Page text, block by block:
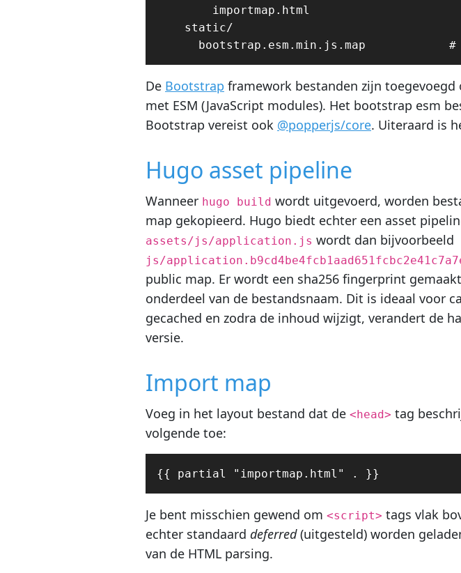
        importmap.html
    static/
De Bootstrap framework bestanden zijn
met ESM (JavaScript modules). Het bootstrap esm
Bootstrap vereist ook @popperjs/core. Uiteraard is
Hugo asset pipeline
Wanneer hugo build wordt uitgevoerd, worden
map gekopieerd. Hugo biedt echter een asset
assets/js/application.js wordt dan bijvoorbeeld
js/
public map. Er wordt een sha256 fingerprint
onderdeel van de bestandsnaam. Dit is ideaal voor
gecached en zodra de inhoud wijzigt, verandert de
versie.
Import map
Voeg in het layout bestand dat de <head> tag
volgende toe:
Je bent misschien gewend om <script> tags vlak
echter standaard deferred(uitgesteld) worden
van de HTML parsing.